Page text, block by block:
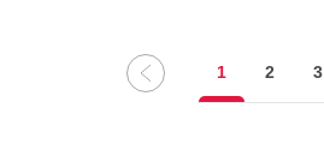
1 2 3